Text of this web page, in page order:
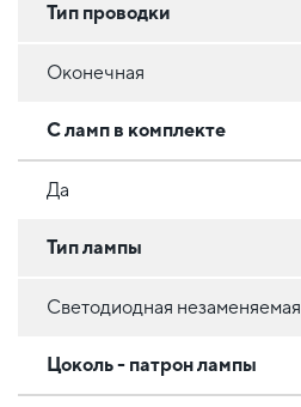
Тип проводки
Оконечная
С ламп в комплекте
Да
Тип лампы
Светодиодная незаменяемая
Цоколь - патрон лампы